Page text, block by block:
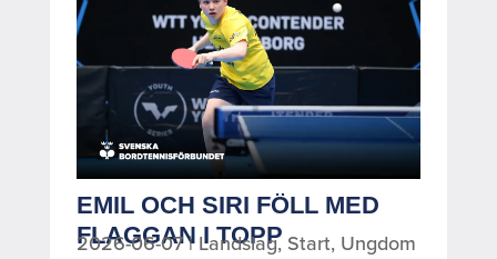
EMIL OCH SIRI FÖLL MED
FLAGGAN I TOPP
2026-06-07|Landslag, Start, Ungdom